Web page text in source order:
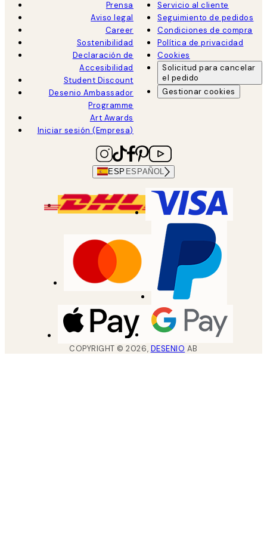
Prensa
Aviso legal
Career
Sostenibilidad
Declaración de
Accesibilidad
Student Discount
Desenio Ambassador
Programme
Art Awards
Iniciar sesión (Empresa)
Servicio al cliente
Seguimiento de pedidos
Condiciones de compra
Política de privacidad
Cookies
Solicitud para cancelar
el pedido
Gestionar cookies
ESP ESPAÑOL
COPYRIGHT ©2026, DESENIO AB